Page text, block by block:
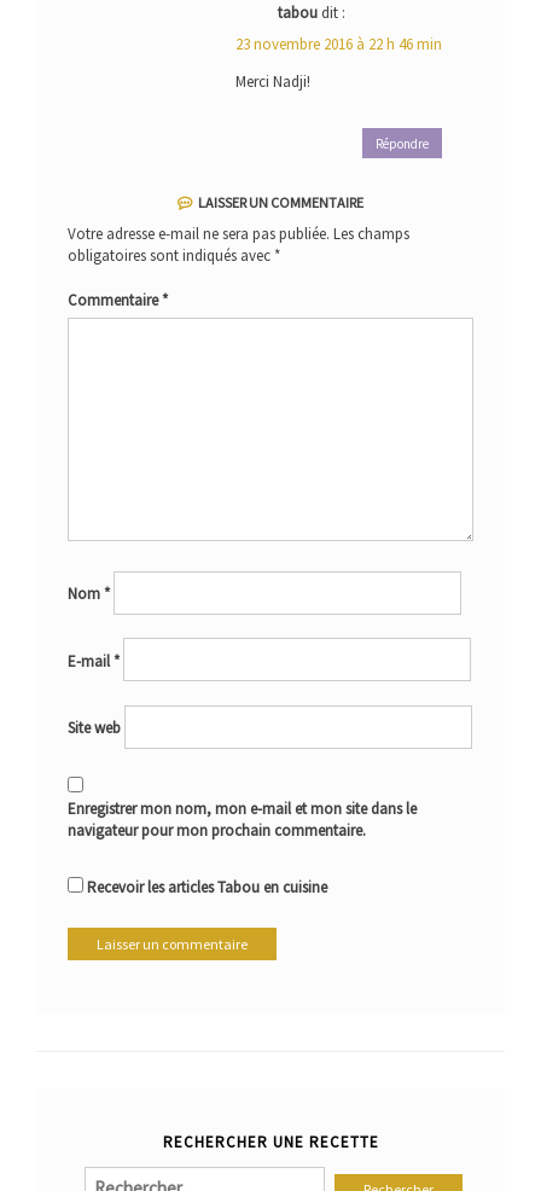
tabou dit :
23 novembre 2016 à 22 h 46 min
Merci Nadji!
Répondre
LAISSER UN COMMENTAIRE
Votre adresse e-mail ne sera pas publiée. Les champs
obligatoires sont indiqués avec *
Commentaire*
Nom*
E-mail*
Site web
Enregistrer mon nom, mon e-mail et mon site dans le
navigateur pour mon prochain commentaire.
Recevoir les articles Tabou en cuisine
RECHERCHER UNE RECETTE
Rechercher :